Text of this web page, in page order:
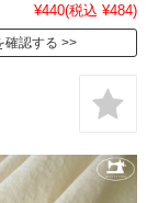
¥440(税込 ¥484)
確認する